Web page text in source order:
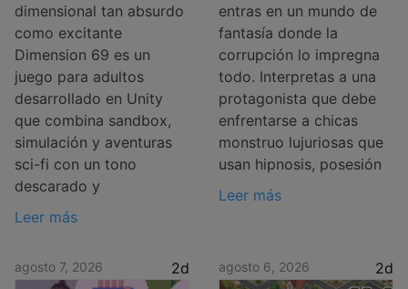
dimensional tan absurdo
como excitante
Dimension 69 es un
juego para adultos
desarrollado en Unity
que combina sandbox,
simulación y aventuras
sci-fi con un tono
descarado y
Leer más
entras en un mundo de
fantasía donde la
corrupción lo impregna
todo. Interpretas a una
protagonista que debe
enfrentarse a chicas
monstruo lujuriosas que
usan hipnosis, posesión
Leer más
agosto 7, 2026 2d agosto 6, 2026 2d